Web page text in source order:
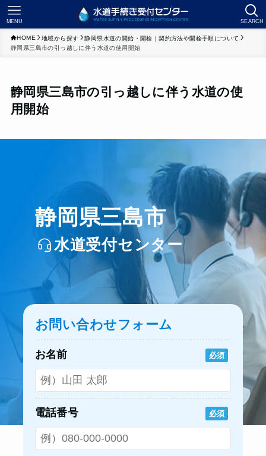
SEARCH
MENU
HOME 地域から探す
静岡県水道の開始・開栓｜契約方法や開栓手順について
静岡県三島市の引っ越しに伴う水道の使用開始
静岡県三島市の引っ越しに伴う水道の使
用開始
静岡県三島市
水道受付センター
お問い合わせフォーム
お名前 必須
電話番号 必須